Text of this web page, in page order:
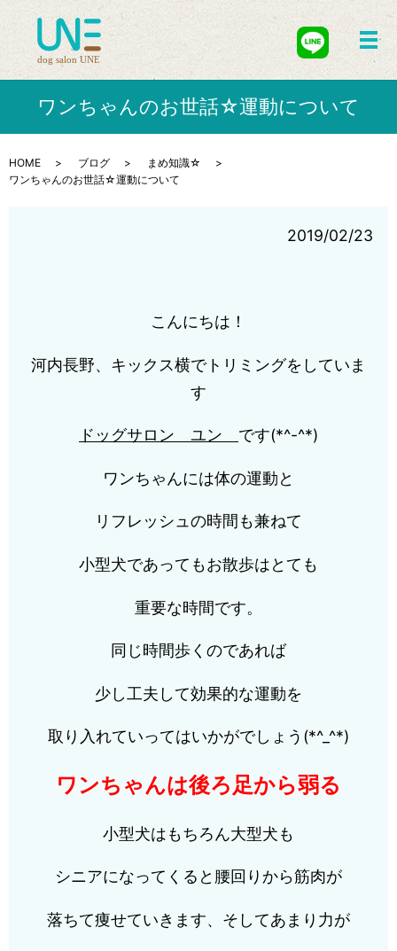
メ
ワンちゃんのお世話☆運動について
HOME ブログ
まめ知識☆
ワンちゃんのお世話☆運動について
2019/02/23
こんにちは！
河内長野、キックス横でトリミングをしていま
す
ドッグサロン ユン です(*^-^*)
ワンちゃんには体の運動と
リフレッシュの時間も兼ねて
小型犬であってもお散歩はとても
重要な時間です。
同じ時間歩くのであれば
少し工夫して効果的な運動を
取り入れていってはいかがでしょう(*^_^*)
ワンちゃんは後ろ足から弱る
小型犬はもちろん大型犬も
シニアになってくると腰回りから筋肉が
落ちて痩せていきます、そしてあまり力が